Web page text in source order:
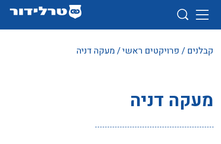
קבלנים / פרויקטים ראשי/ מעקה דניה
מעקה דניה